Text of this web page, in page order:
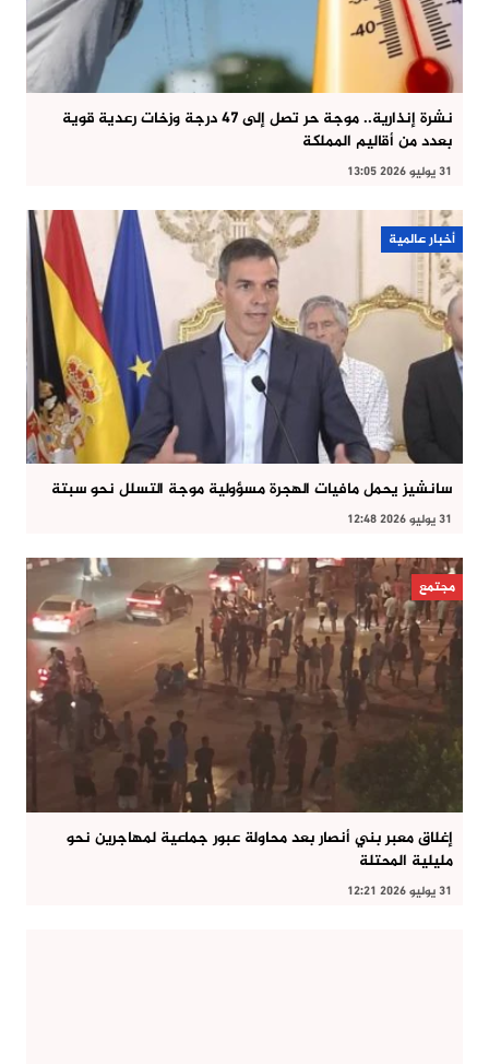
نشرة إنذارية.. موجة حر تصل إلى 47 درجة وزخات رعدية قوية
بعدد من أقاليم المملكة
31 يوليو 2026 13:05
أخبار عالمية
سانشيز يحمل مافيات الهجرة مسؤولية موجة التسلل نحو سبتة
31 يوليو 2026 12:48
مجتمع
إغلاق معبر بني أنصار بعد محاولة عبور جماعية لمهاجرين نحو
مليلية المحتلة
31 يوليو 2026 12:21